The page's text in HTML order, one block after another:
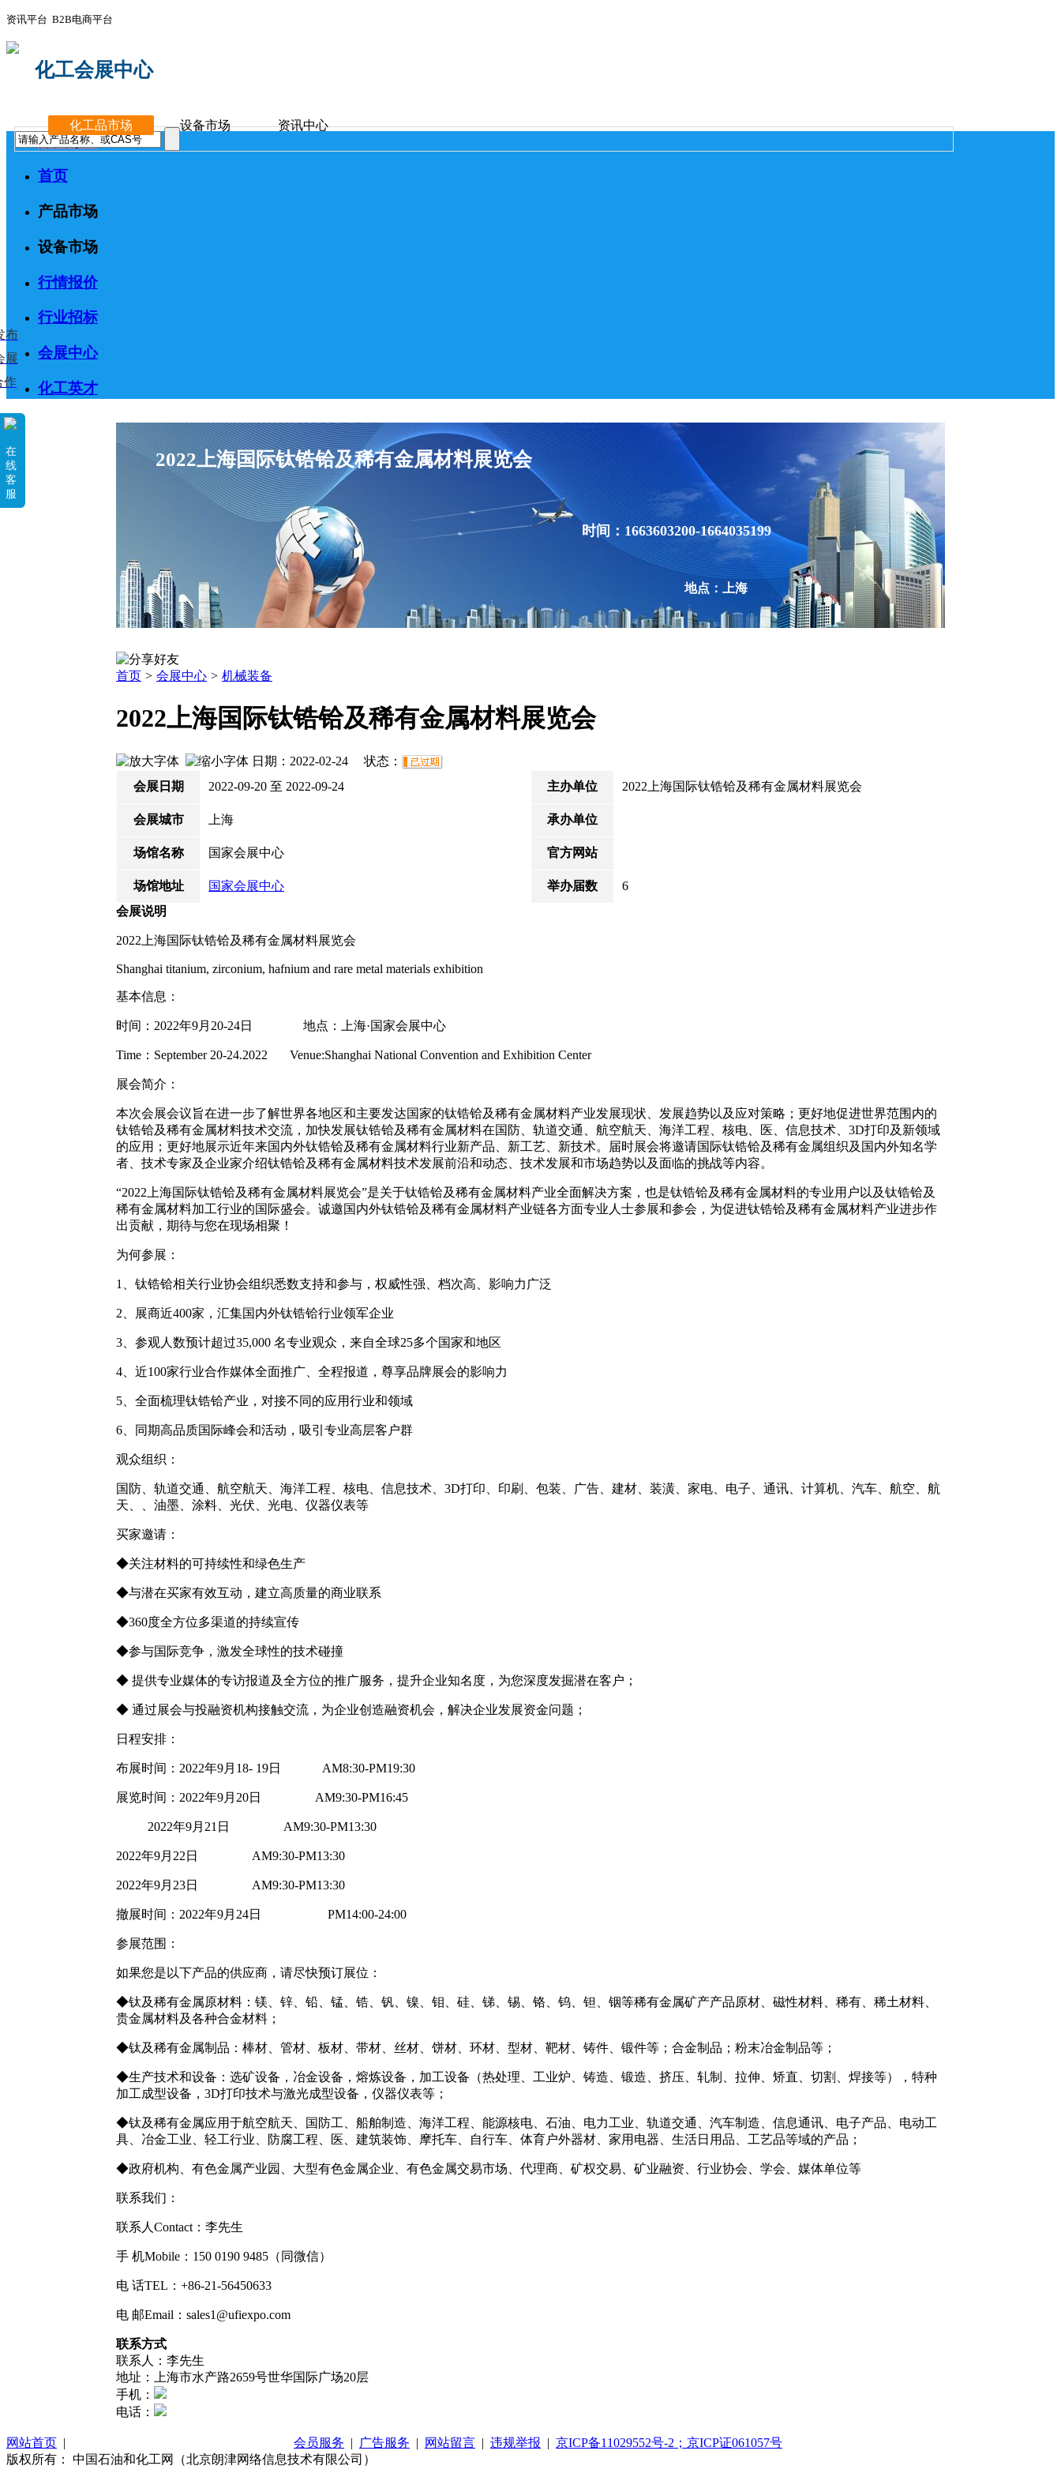
资讯平台 B2B电商平台
化工会展中心
化工品市场 设备市场 资讯中心
分类导航
首页
产品市场
设备市场
行情报价
行业招标
会展中心
化工英才
布
展
作
在
线
客
服
2022上海国际钛锆铪及稀有金属材料展览会
时间：1663603200-1664035199
地点：上海
首页 > 会展中心 > 机械装备
2022上海国际钛锆铪及稀有金属材料展览会
日期：2022-02-24 状态：
会展日期
2022-09-20 至 2022-09-24 主办单位 2022上海国际钛锆铪及稀有金属材料展览会
会展城市 上海 承办单位
场馆名称 国家会展中心 官方网站
场馆地址 国家会展中心 举办届数
6
会展说明
2022上海国际钛锆铪及稀有金属材料展览会
Shanghai titanium, zirconium, hafnium and rare metal materials exhibition
基本信息：
时间：2022年9月20-24日 地点：上海·国家会展中心
Time：September 20-24.2022 Venue:Shanghai National Convention and Exhibition Center
展会简介：
本次会展会议旨在进一步了解世界各地区和主要发达国家的钛锆铪及稀有金属材料产业发展现状、发展趋势以及应对策略；更好地促进世界范围内的
钛锆铪及稀有金属材料技术交流，加快发展钛锆铪及稀有金属材料在国防、轨道交通、航空航天、海洋工程、核电、医、信息技术、3D打印及新领域
的应用；更好地展示近年来国内外钛锆铪及稀有金属材料行业新产品、新工艺、新技术。届时展会将邀请国际钛锆铪及稀有金属组织及国内外知名学
者、技术专家及企业家介绍钛锆铪及稀有金属材料技术发展前沿和动态、技术发展和市场趋势以及面临的挑战等内容。
“2022上海国际钛锆铪及稀有金属材料展览会”是关于钛锆铪及稀有金属材料产业全面解决方案，也是钛锆铪及稀有金属材料的专业用户以及钛锆铪及
稀有金属材料加工行业的国际盛会。诚邀国内外钛锆铪及稀有金属材料产业链各方面专业人士参展和参会，为促进钛锆铪及稀有金属材料产业进步作
出贡献，期待与您在现场相聚！
为何参展：
1、钛锆铪相关行业协会组织悉数支持和参与，权威性强、档次高、影响力广泛
2、展商近400家，汇集国内外钛锆铪行业领军企业
3、参观人数预计超过35,000 名专业观众，来自全球25多个国家和地区
4、近100家行业合作媒体全面推广、全程报道，尊享品牌展会的影响力
5、全面梳理钛锆铪产业，对接不同的应用行业和领域
6、同期高品质国际峰会和活动，吸引专业高层客户群
观众组织：
国防、轨道交通、航空航天、海洋工程、核电、信息技术、3D打印、印刷、包装、广告、建材、装潢、家电、电子、通讯、计算机、汽车、航空、航
天、、油墨、涂料、光伏、光电、仪器仪表等
买家邀请：
◆关注材料的可持续性和绿色生产
◆与潜在买家有效互动，建立高质量的商业联系
◆360度全方位多渠道的持续宣传
◆参与国际竞争，激发全球性的技术碰撞
◆ 提供专业媒体的专访报道及全方位的推广服务，提升企业知名度，为您深度发掘潜在客户；
◆ 通过展会与投融资机构接触交流，为企业创造融资机会，解决企业发展资金问题；
日程安排：
布展时间：2022年9月18- 19日 AM8:30-PM19:30
展览时间：2022年9月20日 AM9:30-PM16:45
2022年9月21日 AM9:30-PM13:30
2022年9月22日 AM9:30-PM13:30
2022年9月23日 AM9:30-PM13:30
撤展时间：2022年9月24日 PM14:00-24:00
参展范围：
如果您是以下产品的供应商，请尽快预订展位：
◆钛及稀有金属原材料：镁、锌、铅、锰、锆、钒、镍、钼、硅、锑、锡、铬、钨、钽、铟等稀有金属矿产产品原材、磁性材料、稀有、稀土材料、
贵金属材料及各种合金材料；
◆钛及稀有金属制品：棒材、管材、板材、带材、丝材、饼材、环材、型材、靶材、铸件、锻件等；合金制品；粉末冶金制品等；
◆生产技术和设备：选矿设备，冶金设备，熔炼设备，加工设备（热处理、工业炉、铸造、锻造、挤压、轧制、拉伸、矫直、切割、焊接等），特种
加工成型设备，3D打印技术与激光成型设备，仪器仪表等；
◆钛及稀有金属应用于航空航天、国防工、船舶制造、海洋工程、能源核电、石油、电力工业、轨道交通、汽车制造、信息通讯、电子产品、电动工
具、冶金工业、轻工行业、防腐工程、医、建筑装饰、摩托车、自行车、体育户外器材、家用电器、生活日用品、工艺品等域的产品；
◆政府机构、有色金属产业园、大型有色金属企业、有色金属交易市场、代理商、矿权交易、矿业融资、行业协会、学会、媒体单位等
联系我们：
联系人Contact：李先生
手 机Mobile：150 0190 9485（同微信）
电 话TEL：+86-21-56450633
电 邮Email：sales1@ufiexpo.com
联系方式
联系人：李先生
地址：上海市水产路2659号世华国际广场20层
手机：
电话：
网站首页 | 会员服务 | 广告服务 | 网站留言 | 违规举报 | 京ICP备11029552号-2；京ICP证061057号
版权所有： 中国石油和化工网（北京朗津网络信息技术有限公司）